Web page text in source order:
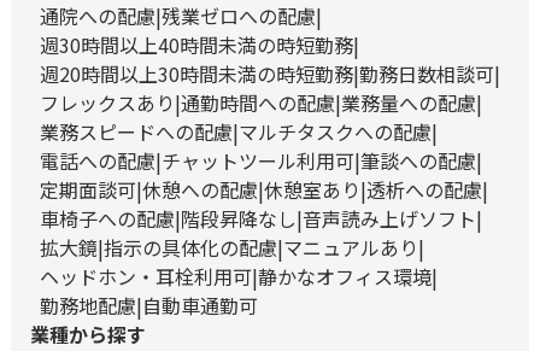
通院への配慮 残業ゼロへの配慮
週30時間以上40時間未満の時短勤務
週20時間以上30時間未満の時短勤務 勤務日数相談可
フレックスあり 通勤時間への配慮 業務量への配慮
業務スピードへの配慮 マルチタスクへの配慮
電話への配慮 チャットツール利用可 筆談への配慮
定期面談可 休憩への配慮 休憩室あり 透析への配慮
車椅子への配慮 階段昇降なし 音声読み上げソフト
拡大鏡 指示の具体化の配慮 マニュアルあり
ヘッドホン・耳栓利用可 静かなオフィス環境
勤務地配慮 自動車通勤可
業種から探す